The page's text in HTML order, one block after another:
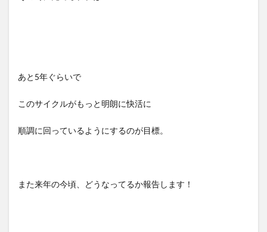
あと5年ぐらいで
このサイクルがもっと明朗に快活に
順調に回っているようにするのが目標。
また来年の今頃、どうなってるか報告します！